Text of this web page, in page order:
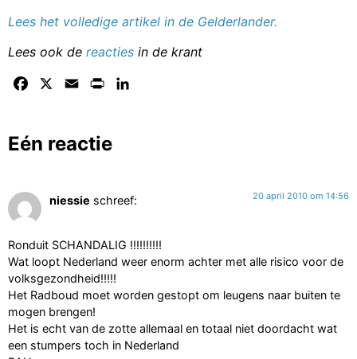
Lees het volledige artikel in de Gelderlander.
Lees ook de reacties in de krant
Facebook Email Print
Eén reactie
niessie schreef: 20 april 2010 om 14:56
Ronduit SCHANDALIG !!!!!!!!!!
Wat loopt Nederland weer enorm achter met alle risico voor de
volksgezondheid!!!!!
Het Radboud moet worden gestopt om leugens naar buiten te
mogen brengen!
Het is echt van de zotte allemaal en totaal niet doordacht wat
een stumpers toch in Nederland